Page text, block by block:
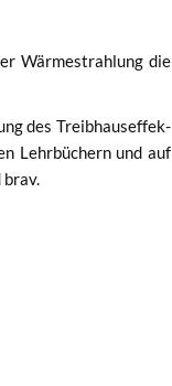
Wär­me­strah­lung die
des Treib­haus­ef­fek­
Lehr­bü­chern und auf